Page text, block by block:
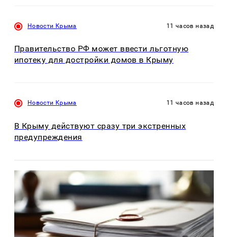
Новости Крыма 11 часов назад
Правительство РФ может ввести льготную
ипотеку для достройки домов в Крыму
Новости Крыма 11 часов назад
В Крыму действуют сразу три экстренных
предупреждения